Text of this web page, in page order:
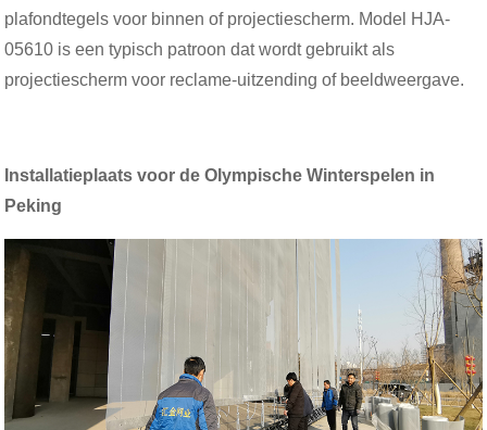
plafondtegels voor binnen of projectiescherm. Model HJA-
05610 is een typisch patroon dat wordt gebruikt als
projectiescherm voor reclame-uitzending of beeldweergave.
Installatieplaats voor de Olympische Winterspelen in
Peking